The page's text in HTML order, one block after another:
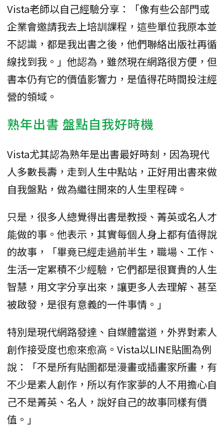
Vista老師以自己經驗分享：「像有些公部門或
企業會邀請我去上培訓課程，這些單位我原本並
不認識，都是我出書之後，他們聯絡出版社再循
線找到我。」他認為，雖然現在網路很方便，但
書本仍有它的價值影響力，是值得花時間投注經
營的領域。
熟年出書 盤點自我好時機
Vista尤其認為熟年是出書最好時刻，因為現代
人多數長壽，走到人生中點站，正好用出書來做
自我盤點，做為繼往開來的人生里程碑。
只是，很多人總覺得出書是教授、菁英或名人才
能做的事。他表示，其實每個人身上都有值得說
的故事，「畢竟已經走過前半生，職場、工作、
生活一定累積不少經驗，它們都是很寶貴的人生
智慧，用文字分享出來，讓更多人去理解、甚至
被啟發，是很有意義的一件事情。」
特別是現代網路發達、自媒體當道，外界對素人
創作接受度也愈來愈高。Vista以LINE貼圖為例
說：「不是所有貼圖都是漫畫或插畫家所畫，有
不少是素人創作，所以有作家夢的人不用擔心自
己不是菁英、名人，說好自己的故事同樣有價
值。」